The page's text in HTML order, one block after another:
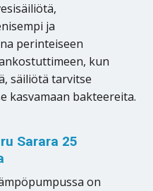
ja
perinteiseen
kun
säiliötä tarvitse
kasvamaan bakteereita.
Sarara 25
on